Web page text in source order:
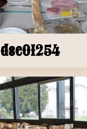
dsc01254